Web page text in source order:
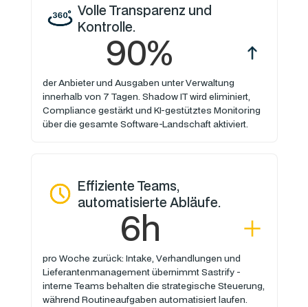
Volle Transparenz und
Kontrolle.
90%
der Anbieter und Ausgaben unter Verwaltung
innerhalb von 7 Tagen. Shadow IT wird eliminiert,
Compliance gestärkt und KI-gestütztes Monitoring
über die gesamte Software-Landschaft aktiviert.
Effiziente Teams,
automatisierte Abläufe.
6h
pro Woche zurück: Intake, Verhandlungen und
Lieferantenmanagement übernimmt Sastrify -
interne Teams behalten die strategische Steuerung,
während Routineaufgaben automatisiert laufen.